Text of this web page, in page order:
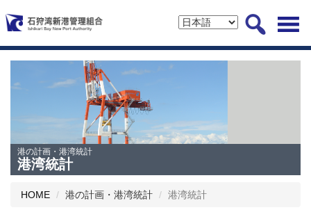
港の計画・港湾統計
港湾統計
HOME 港の計画・港湾統計 港湾統計